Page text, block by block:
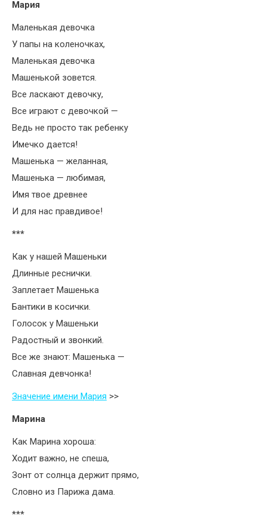
Мария
Маленькая девочка
У папы на коленочках,
Маленькая девочка
Машенькой зовется.
Все ласкают девочку,
Все играют с девочкой —
Ведь не просто так ребенку
Имечко дается!
Машенька — желанная,
Машенька — любимая,
Имя твое древнее
И для нас правдивое!
***
Как у нашей Машеньки
Длинные реснички.
Заплетает Машенька
Бантики в косички.
Голосок у Машеньки
Радостный и звонкий.
Все же знают: Машенька —
Славная девчонка!
Значение имени Мария >>
Марина
Как Марина хороша:
Ходит важно, не спеша,
Зонт от солнца держит прямо,
Словно из Парижа дама.
***